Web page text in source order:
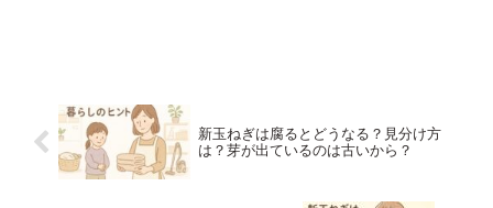
新玉ねぎは腐るとどうなる？見分け方
は？芽が出ているのは古いから？